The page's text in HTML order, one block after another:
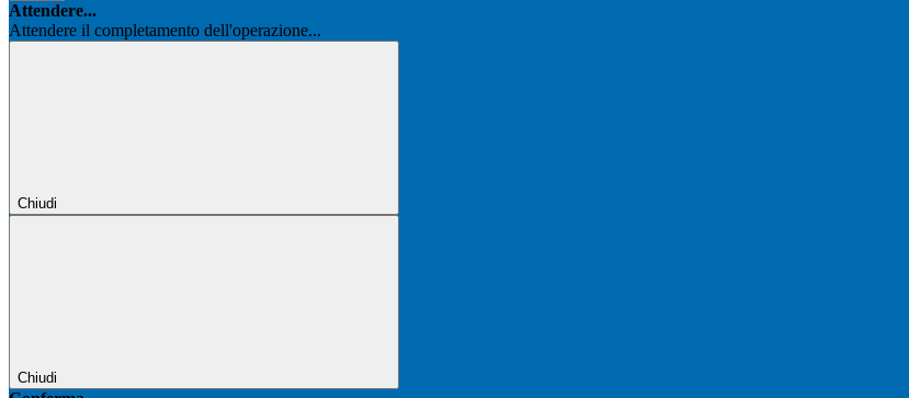
Attendere...
Attendere il completamento dell'operazione...
Chiudi
Chiudi